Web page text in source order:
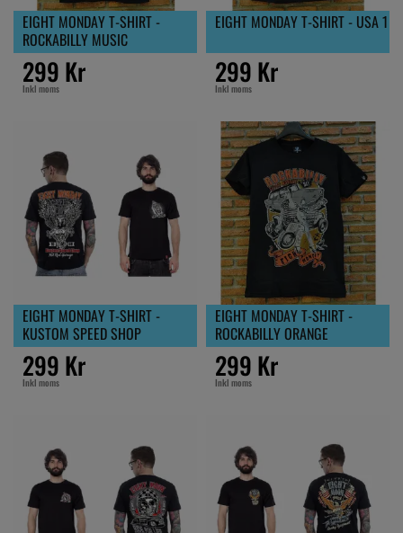
EIGHT MONDAY T-SHIRT -
ROCKABILLY MUSIC
299 Kr
Inkl moms
EIGHT MONDAY T-SHIRT - USA 1
299 Kr
Inkl moms
EIGHT MONDAY T-SHIRT -
KUSTOM SPEED SHOP
299 Kr
Inkl moms
EIGHT MONDAY T-SHIRT -
ROCKABILLY ORANGE
299 Kr
Inkl moms